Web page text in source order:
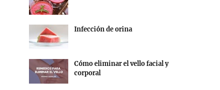
Infección de orina
Cómo eliminar el vello facial y
corporal